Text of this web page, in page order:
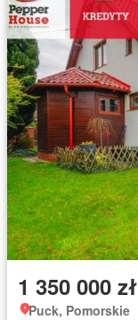
1 350 000 zł
Puck, Pomorskie